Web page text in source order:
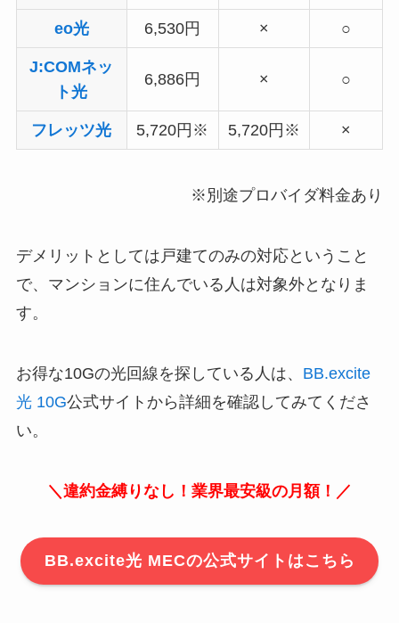
eo光 6,530円 × ○
J:COMネッ
ト光
6,886円 × ○
フレッツ光 5,720円※ 5,720円※ ×
※別途プロバイダ料金あり
デメリットとしては戸建てのみの対応ということ
で、マンションに住んでいる人は対象外となりま
す。
お得な10Gの光回線を探している人は、 BB.excite
光 10G公式サイトから詳細を確認してみてくださ
い。
＼違約金縛りなし！業界最安級の月額！／
BB.excite光 MECの公式サイトはこちら